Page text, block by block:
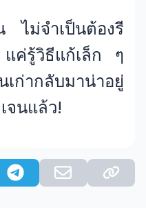
ไม่จำเป็นต้องรี
แค่รู้วิธีแก้เล็ก ๆ
ก่ากลับมาน่าอยู่
จนแล้ว!